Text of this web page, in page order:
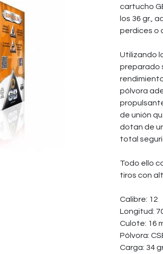
cartucho
los 36 gr.,
perdices o
Utilizando
preparado
pólvora
de unión
dotan de
total
Todo ello
tiros con
Calibre: 12
Longitud:
Culote: 16
Pólvora:
Carga: 34